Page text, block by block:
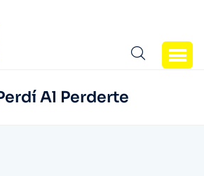
Al Perderte